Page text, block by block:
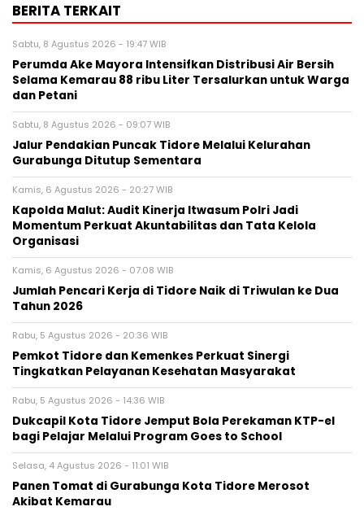
BERITA TERKAIT
Sabtu, 8 Agustus 2026 - 19:47 WIB
Perumda Ake Mayora Intensifkan Distribusi Air Bersih
Selama Kemarau 88 ribu Liter Tersalurkan untuk Warga
dan Petani
Sabtu, 8 Agustus 2026 - 09:07 WIB
Jalur Pendakian Puncak Tidore Melalui Kelurahan
Gurabunga Ditutup Sementara
Kamis, 6 Agustus 2026 - 20:27 WIB
Kapolda Malut: Audit Kinerja Itwasum Polri Jadi
Momentum Perkuat Akuntabilitas dan Tata Kelola
Organisasi
Kamis, 6 Agustus 2026 - 07:08 WIB
Jumlah Pencari Kerja di Tidore Naik di Triwulan ke Dua
Tahun 2026
Rabu, 5 Agustus 2026 - 20:36 WIB
Pemkot Tidore dan Kemenkes Perkuat Sinergi
Tingkatkan Pelayanan Kesehatan Masyarakat
Rabu, 5 Agustus 2026 - 14:36 WIB
Dukcapil Kota Tidore Jemput Bola Perekaman KTP-el
bagi Pelajar Melalui Program Goes to School
Selasa, 4 Agustus 2026 - 11:01 WIB
Panen Tomat di Gurabunga Kota Tidore Merosot
Akibat Kemarau